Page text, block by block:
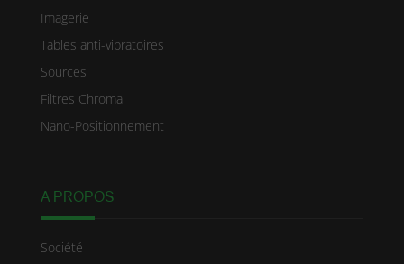
Imagerie
Tables anti-vibratoires
Sources
Filtres Chroma
Nano-Positionnement
A PROPOS
Société